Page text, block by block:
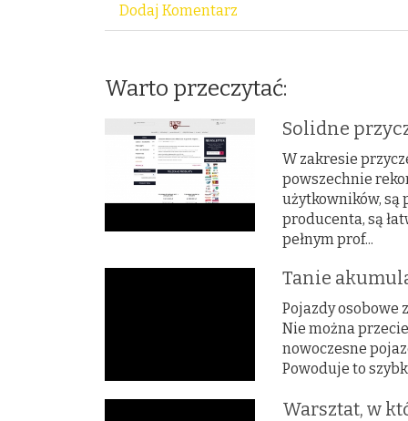
Dodaj Komentarz
Warto przeczytać:
Solidne
W zakresie
powszechnie
użytkowników, są
producenta, są
pełnym prof...
Tanie
Pojazdy osobowe
Nie można
nowoczesne
Powoduje to
Warsztat, w